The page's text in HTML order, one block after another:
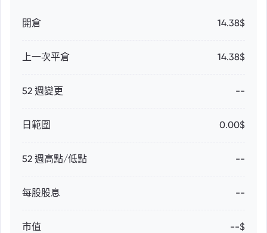
開倉 14.38$
上一次平倉 14.38$
52 週變更 --
日範圍 0.00$
52 週高點/低點 --
每股股息 --
市值 --$